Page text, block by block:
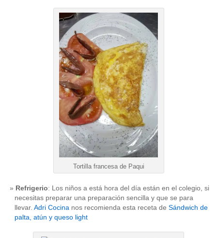
Tortilla francesa de Paqui
Refrigerio: Los niños a está hora del día están en el colegio, si
necesitas preparar una preparación sencilla y que se para
llevar. Adri Cocina nos recomienda esta receta de Sándwich de
palta, atún y queso light